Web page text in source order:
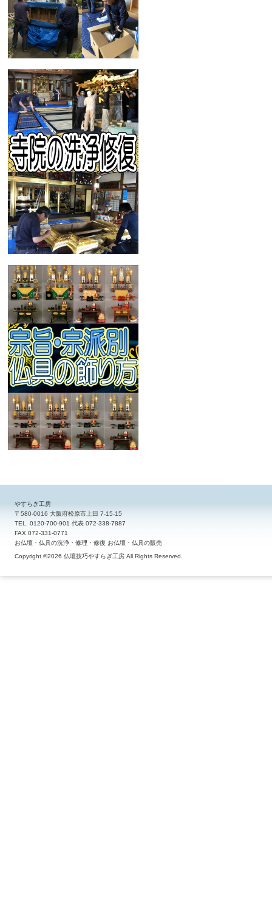
やすらぎ工房
〒580-0016 大阪府松原市上田 7-15-15
TEL. 0120-700-901 代表 072-338-7887
FAX 072-331-0771
お仏壇・仏具の洗浄・修理・修復 お仏壇・仏具の販売
Copyright ©2026 仏壇技巧やすらぎ工房 All Rights Reserved.